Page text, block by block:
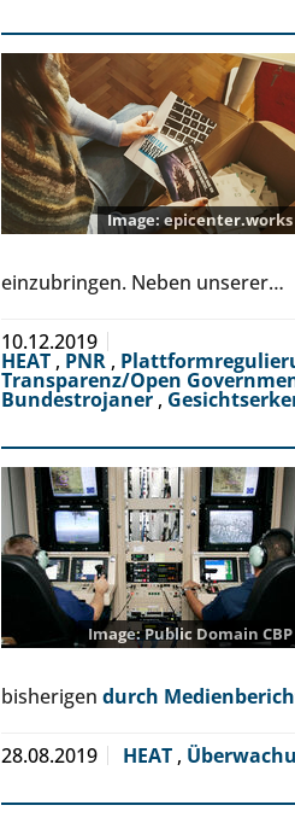
epicenter.works
einzubringen. Neben unserer…
10.12.2019
HEAT , PNR ,
Transparenz/Open
Bundestrojaner ,
Public Domain CBP
bisherigen durch
28.08.2019 HEAT ,